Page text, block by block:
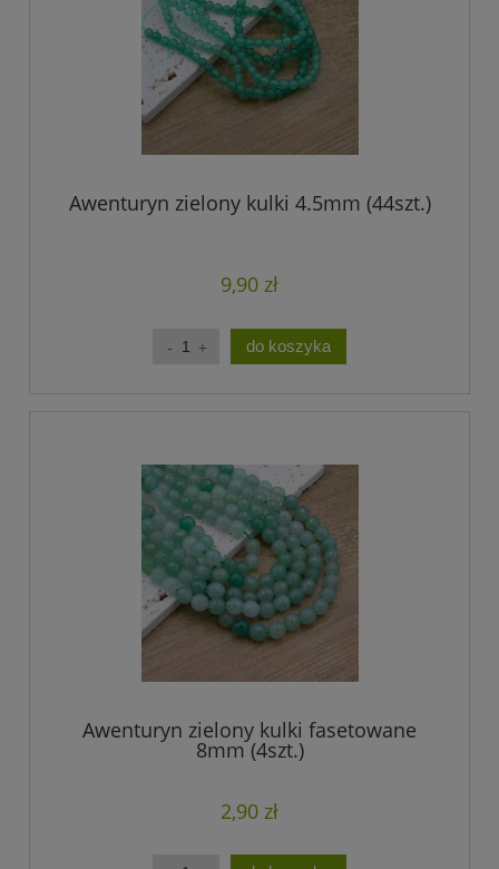
Awenturyn zielony kulki 4.5mm (44szt.)
9,90 zł
do koszyka
Awenturyn zielony kulki fasetowane
8mm (4szt.)
2,90 zł